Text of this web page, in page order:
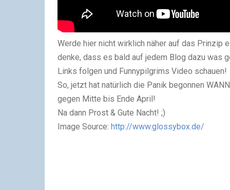
Werde hier nicht wirklich näher auf das Prinzip
denke, dass es bald auf jedem Blog dazu was
Links folgen und Funnypilgrims Video schauen!
So, jetzt hat natürlich die Panik begonnen
gegen Mitte bis Ende April!
Na dann Prost & Gute Nacht! ;)
Image Source: http://www.glossybox.de/